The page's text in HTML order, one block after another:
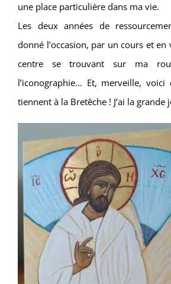
une place particulière dans ma vie.
Les deux années de
donné l’occasion, par un cours et
centre se trouvant sur ma
l’iconographie… Et, merveille, voici
tiennent à la Bretêche ! J’ai la grande